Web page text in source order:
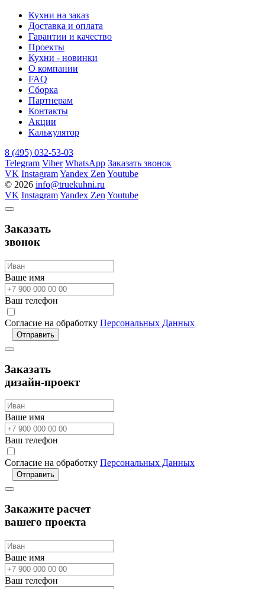
Кухни на заказ
Доставка и оплата
Гарантии и качество
Проекты
Кухни - новинки
О компании
FAQ
Сборка
Партнерам
Контакты
Акции
Калькулятор
8 (495) 032-53-03
Telegram Viber WhatsApp Заказать звонок
VK InstagramYandex Zen Youtube
© 2026 info@truekuhni.ru
VK InstagramYandex Zen Youtube
Заказать
звонок
Ваше имя
Ваш телефон
Согласие на обработку Персональных Данных
Отправить
Заказать
дизайн-проект
Ваше имя
Ваш телефон
Согласие на обработку Персональных Данных
Отправить
Закажите расчет
вашего проекта
Ваше имя
Ваш телефон